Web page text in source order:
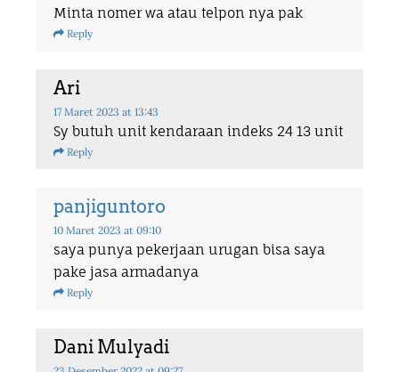
Minta nomer wa atau telpon nya pak
Reply
Ari
17 Maret 2023 at 13:43
Sy butuh unit kendaraan indeks 24 13 unit
Reply
panjiguntoro
10 Maret 2023 at 09:10
saya punya pekerjaan urugan bisa saya
pake jasa armadanya
Reply
Dani Mulyadi